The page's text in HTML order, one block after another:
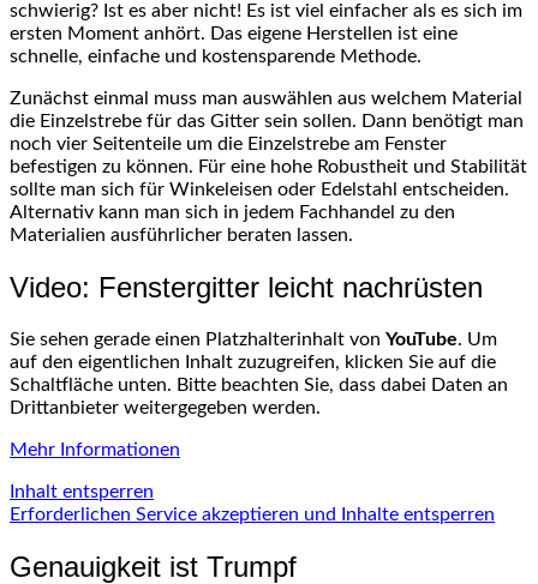
schwierig? Ist es aber nicht! Es ist viel einfacher als es sich im
ersten Moment anhört. Das eigene Herstellen ist eine
schnelle, einfache und kostensparende Methode.
Zunächst einmal muss man auswählen aus welchem Material
die Einzelstrebe für das Gitter sein sollen. Dann benötigt man
noch vier Seitenteile um die Einzelstrebe am Fenster
befestigen zu können. Für eine hohe Robustheit und Stabilität
sollte man sich für Winkeleisen oder Edelstahl entscheiden.
Alternativ kann man sich in jedem Fachhandel zu den
Materialien ausführlicher beraten lassen.
Video: Fenstergitter leicht nachrüsten
Sie sehen gerade einen Platzhalterinhalt von YouTube. Um
auf den eigentlichen Inhalt zuzugreifen, klicken Sie auf die
Schaltfläche unten. Bitte beachten Sie, dass dabei Daten an
Drittanbieter weitergegeben werden.
Mehr Informationen
Inhalt entsperren
Erforderlichen Service akzeptieren und Inhalte entsperren
Genauigkeit ist Trumpf